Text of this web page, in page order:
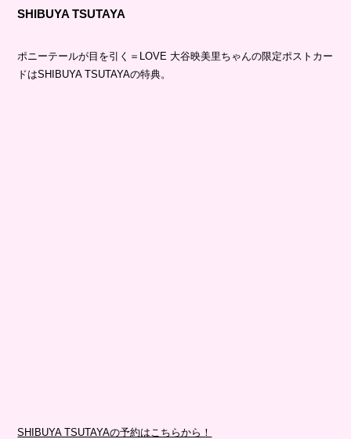
SHIBUYA TSUTAYA
ポニーテールが目を引く＝LOVE 大谷映美里ちゃんの限定ポストカー
ドはSHIBUYA TSUTAYAの特典。
SHIBUYA TSUTAYAの予約はこちらから！